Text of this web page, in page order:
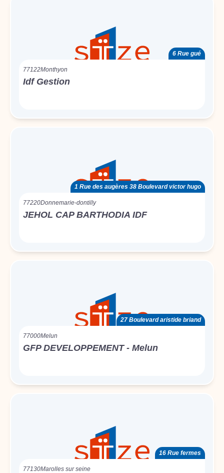
6 Rue gué
77122Monthyon
Idf Gestion
1 Rue des augères 38 Boulevard victor hugo
77220Donnemarie-dontilly
JEHOL CAP BARTHODIA IDF
27 Boulevard aristide briand
77000Melun
GFP DEVELOPPEMENT - Melun
16 Rue fermes
77130Marolles sur seine